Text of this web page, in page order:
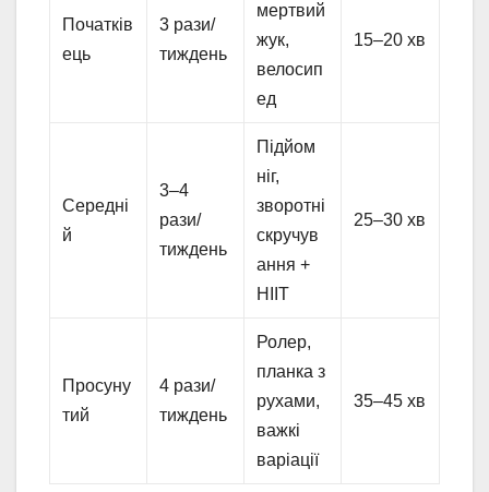
Початків
ець
3 рази/
тиждень
мертвий
жук,
велосип
ед
15–20 хв
Середні
й
3–4
рази/
тиждень
Підйом
ніг,
зворотні
скручув
ання +
HIIT
25–30 хв
Просуну
тий
4 рази/
тиждень
Ролер,
планка з
рухами,
важкі
варіації
35–45 хв